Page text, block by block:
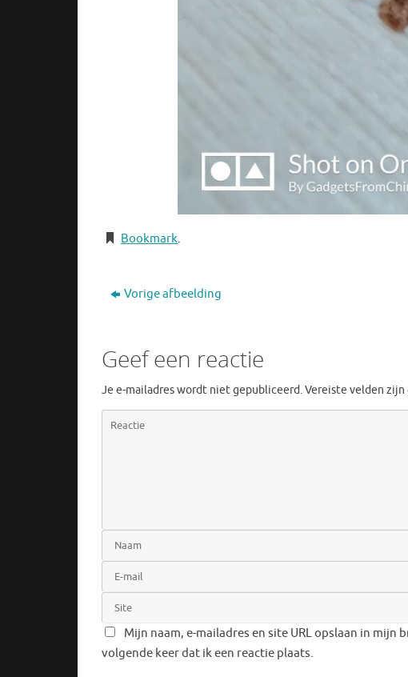
Bookmark.
Vorige afbeelding
Geef een reactie
Je e-mailadres wordt niet gepubliceerd.Vereiste velden
Mijn naam, e-mailadres en site URL opslaan in mijn
volgende keer dat ik een reactie plaats.